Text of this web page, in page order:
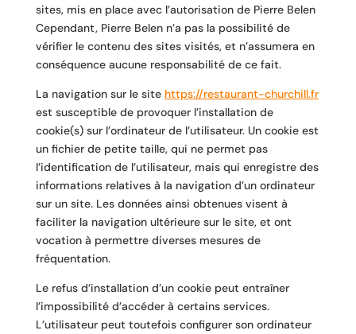
sites, mis en place avec l’autorisation de Pierre Belen
Cependant, Pierre Belen n’a pas la possibilité de
vérifier le contenu des sites visités, et n’assumera en
conséquence aucune responsabilité de ce fait.
La navigation sur le site https://restaurant-churchill.fr
est susceptible de provoquer l’installation de
cookie(s) sur l’ordinateur de l’utilisateur. Un cookie est
un fichier de petite taille, qui ne permet pas
l’identification de l’utilisateur, mais qui enregistre des
informations relatives à la navigation d’un ordinateur
sur un site. Les données ainsi obtenues visent à
faciliter la navigation ultérieure sur le site, et ont
vocation à permettre diverses mesures de
fréquentation.
Le refus d’installation d’un cookie peut entraîner
l’impossibilité d’accéder à certains services.
L’utilisateur peut toutefois configurer son ordinateur